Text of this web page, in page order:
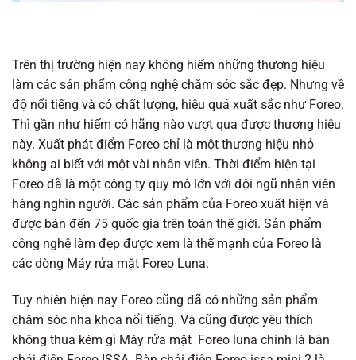
Trên thị trường hiện nay không hiếm những thương hiệu
làm các sản phẩm công nghệ chăm sóc sắc đẹp. Nhưng về
độ nổi tiếng và có chất lượng, hiệu quả xuất sắc như Foreo.
Thì gần như hiếm có hãng nào vượt qua được thương hiệu
này. Xuất phát điểm Foreo chỉ là một thương hiệu nhỏ
không ai biết với một vài nhân viên. Thời điểm hiện tại
Foreo đã là một công ty quy mô lớn với đội ngũ nhân viên
hàng nghìn người. Các sản phẩm của Foreo xuất hiện và
được bán đến 75 quốc gia trên toàn thế giới. Sản phẩm
công nghệ làm đẹp được xem là thế mạnh của Foreo là
các dòng Máy rửa mặt Foreo Luna.
Tuy nhiên hiện nay Foreo cũng đã có những sản phẩm
chăm sóc nha khoa nổi tiếng. Và cũng được yêu thích
không thua kém gì Máy rửa mặt Foreo luna chính là bàn